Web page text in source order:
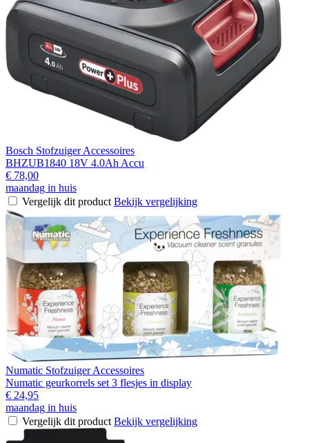
Bosch Stofzuiger Accessoires
BHZUB1840 18V 4.0Ah Accu
€ 78,00
maandag in huis
Vergelijk dit product Bekijk vergelijking
Numatic Stofzuiger Accessoires
Numatic geurkorrels set 3 flesjes in display
€ 24,95
maandag in huis
Vergelijk dit product Bekijk vergelijking